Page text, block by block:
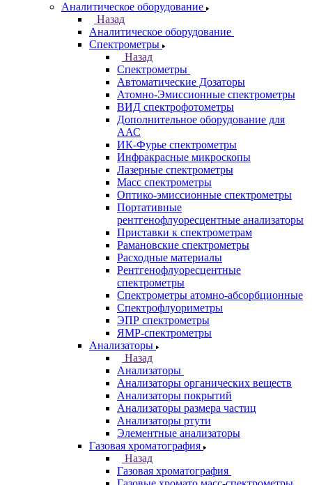
Казань
Назад
Города
Казань
Санкт-Петербург
Аналитическое оборудование
Назад
Аналитическое оборудование
Спектрометры
Назад
Спектрометры
Автоматические Дозаторы
Атомно-Эмиссионные спектрометры
ВИД спектрофотометры
Дополнительное оборудование для
ААС
ИК-Фурье спектрометры
Инфракрасные микроскопы
Лазерные спектрометры
Масс спектрометры
Оптико-эмиссионные спектрометры
Портативные
рентгенофлуоресцентные анализаторы
Приставки к спектрометрам
Рамановские спектрометры
Расходные материалы
Рентгенофлуоресцентные
спектрометры
Спектрометры атомно-абсорбционные
Спектрофлуориметры
ЭПР спектрометры